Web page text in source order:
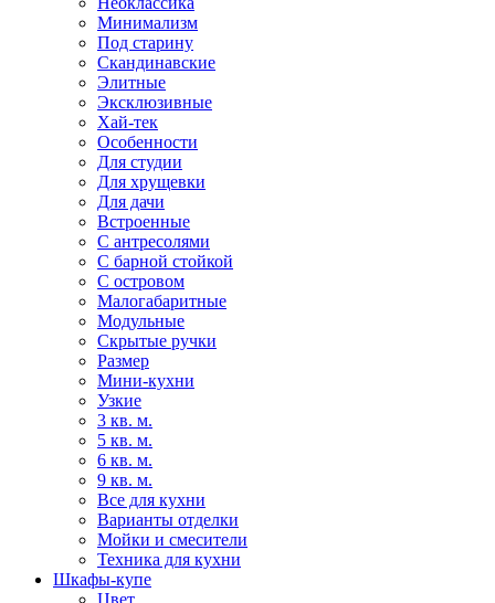
Минимализм
Под старину
Скандинавские
Элитные
Эксклюзивные
Хай-тек
Особенности
Для студии
Для хрущевки
Для дачи
Встроенные
С антресолями
С барной стойкой
С островом
Малогабаритные
Модульные
Скрытые ручки
Размер
Мини-кухни
Узкие
3 кв. м.
5 кв. м.
6 кв. м.
9 кв. м.
Все для кухни
Варианты отделки
Мойки и смесители
Техника для кухни
Шкафы-купе
Цвет